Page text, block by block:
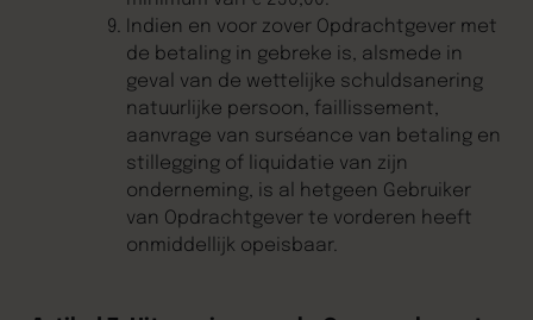
Indien en voor zover Opdrachtgever met
de betaling in gebreke is, alsmede in
geval van de wettelijke schuldsanering
natuurlijke persoon, faillissement,
aanvrage van surséance van betaling en
stillegging of liquidatie van zijn
onderneming, is al hetgeen Gebruiker
van Opdrachtgever te vorderen heeft
onmiddellijk opeisbaar.